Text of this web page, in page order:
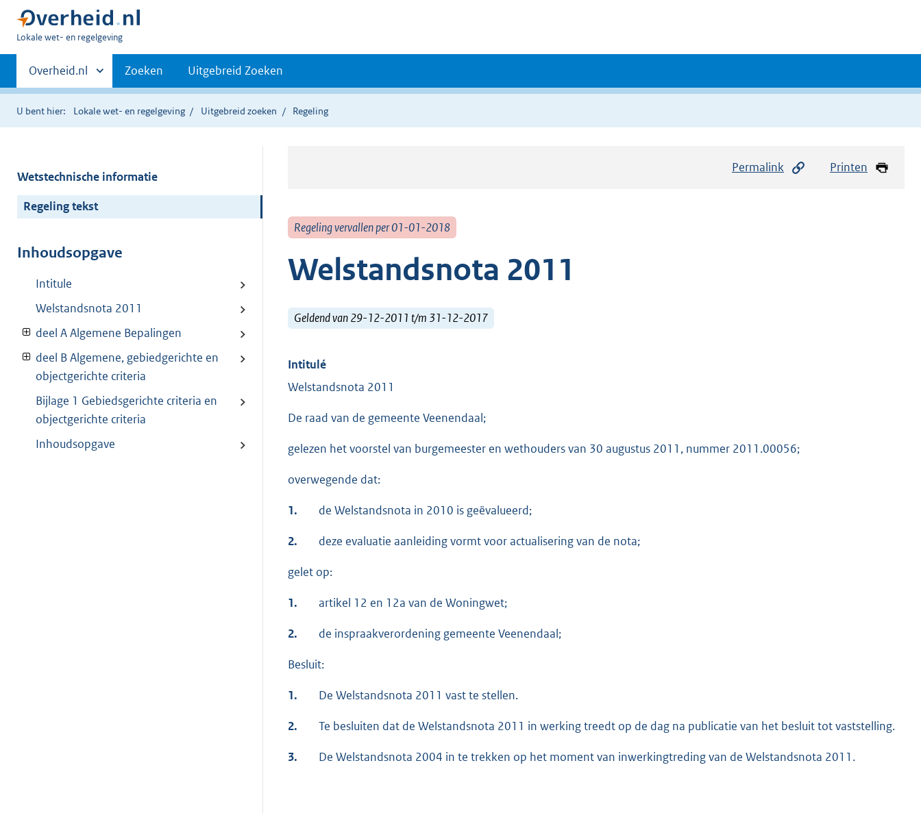
U
hier:
Lokale wet- en regelgeving
Primaire
navigatie
Andere
sites
binnen
Overheid.nl Zoeken Uitgebreid Zoeken
U bent hier: Lokale wet- en regelgeving Uitgebreid zoeken Regeling
Wetstechnische informatie
Regeling tekst
Inhoudsopgave
Intitule
Welstandsnota 2011
deel A Algemene Bepalingen
deel B Algemene, gebiedgerichte en
objectgerichte criteria
Bijlage 1 Gebiedsgerichte criteria en
objectgerichte criteria
Inhoudsopgave
Permalink Printen
Regeling vervallen per 01-01-2018
Welstandsnota 2011
Geldend van 29-12-2011 t/m 31-12-2017
Intitulé
Welstandsnota 2011
De raad van de gemeente Veenendaal;
gelezen het voorstel van burgemeester en wethouders van 30 augustus 2011, nummer 2011.00056;
overwegende dat:
1. de Welstandsnota in 2010 is geëvalueerd;
2. deze evaluatie aanleiding vormt voor actualisering van de nota;
gelet op:
1. artikel 12 en 12a van de Woningwet;
2. de inspraakverordening gemeente Veenendaal;
Besluit:
1. De Welstandsnota 2011 vast te stellen.
2. Te besluiten dat de Welstandsnota 2011 in werking treedt op de dag na publicatie van het besluit tot vaststelling.
3. De Welstandsnota 2004 in te trekken op het moment van inwerkingtreding van de Welstandsnota 2011.